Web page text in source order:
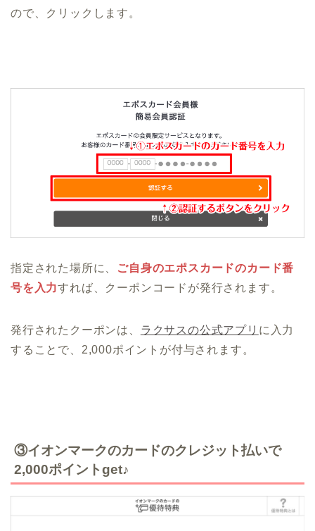
ので、クリックします。
指定された場所に、
ご自身のエポスカードのカード番
号を入力すれば、クーポンコードが発行されます。
発行されたクーポンは、 ラクサスの公式アプリ に入力
することで、2,000ポイントが付与されます。
③イオンマークのカードのクレジット払いで
2,000ポイントget♪